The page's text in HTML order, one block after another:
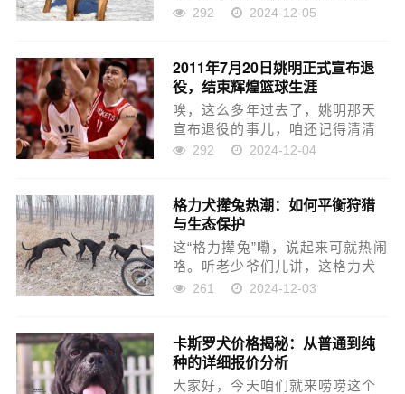
这狗长啥样儿？ 那脑袋，大！
儿，眼圈儿还带点红，透着一股
机灵劲儿。身子板儿，壮实！...
292 2024-12-05
2011年7月20日姚明正式宣布退
役，结束辉煌篮球生涯
唉，这么多年过去了，姚明那天
宣布退役的事儿，咱还记得清清
楚楚。2011年7月20号那天，他
人，个头大，名气也大，咱人都
知道他，那可是中国篮球的...
292 2024-12-04
格力犬撵兔热潮：如何平衡狩猎
与生态保护
这“格力撵兔”嘞，说起来可就热闹
咯。听老少爷们儿讲，这格力犬
嘞，跑得贼快，撵兔子那叫一个
的法子，真不比城里少呢。那格
力犬专门养来撵兔，有人靠...
261 2024-12-03
卡斯罗犬价格揭秘：从普通到纯
种的详细报价分析
大家好，今天咱们就来唠唠这个